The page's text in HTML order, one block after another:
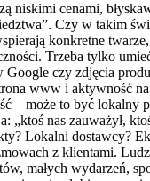
niskimi cenami,
Czy w takim
konkretne
Trzeba tylko
czy zdjęcia
www i aktywność
– może to być
nas zauważył,
Lokalni dostawcy?
z klientami.
małych wydarzeń,